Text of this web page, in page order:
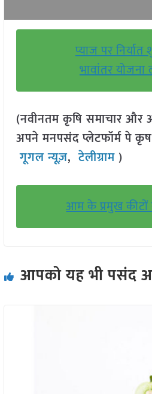
प्याज पर
भावांतर
(नवीनतम कृषि समाचार
अपने मनपसंद प्लेटफॉर्म पे
गूगल न्यूज़,टेलीग्राम )
आम के प्रमुख कीटों
आपको यह भी पसंद